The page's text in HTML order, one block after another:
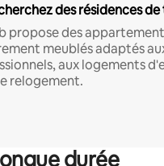
des résidences
propose des
meublés adaptés
aux logements
relogement.
durée